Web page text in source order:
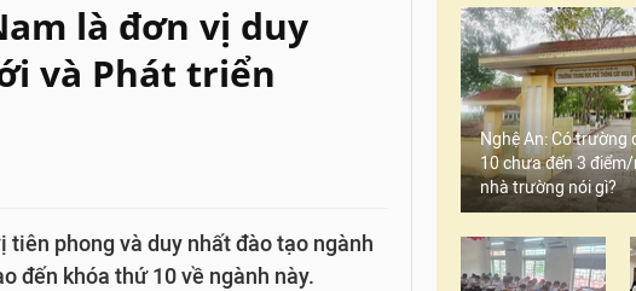
là đơn vị duy
và Phát triển
tiên phong và duy nhất đào tạo ngành
đến khóa thứ 10 về ngành này.
Nghệ An: Có trường
10 chưa đến 3
nhà trường nói gì?